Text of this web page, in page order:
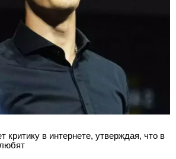
критику в интернете, утверждая, что в